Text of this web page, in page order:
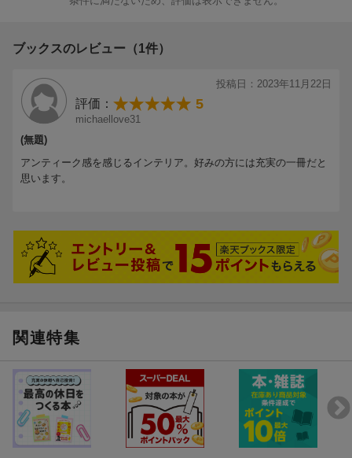
Wooden floor 無垢の床は張り方も楽しむ
Painted wall 無数にある色から、自分らしさを選ぶ
Upcycle 古材をアップサイクルし、活かし直す
Store design 縁に導かれ出合ったものと、特別な空間をつくる
ブックスのレビュー（1件）
投稿日：2023年11月22日
評価： 5
michaellove31
(無題)
アンティーク感を感じるインテリア。好みの方には充実の一冊だと
思います。
関連特集